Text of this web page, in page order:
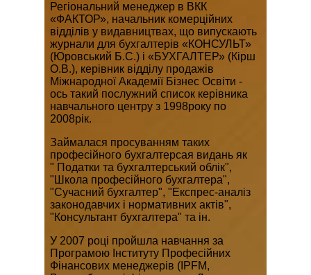
Регіональний менеджер в ВКК
«ФАКТОР», начальник комерційних
відділів у видавництвах, що випускають
журнали для бухгалтерів «КОНСУЛЬТ»
(Юровський Б.С.) і «БУХГАЛТЕР» (Кірш
О.В.), керівник відділу продажів
Міжнародної Академії Бізнес Освіти -
ось такий послужний список керівника
навчального центру з 1998року по
2008рік.
Займалася просуванням таких
професійного бухгалтерсая видань як
" Податки та бухгалтерський облік",
"Школа професійного бухгалтера",
"Сучасний бухгалтер", "Експрес-аналіз
законодавчих і нормативних актів",
"Консультант бухгалтера" та ін.
У 2007 році пройшла навчання за
Програмою Інституту Професійних
Фінансових менеджерів (IPFM,